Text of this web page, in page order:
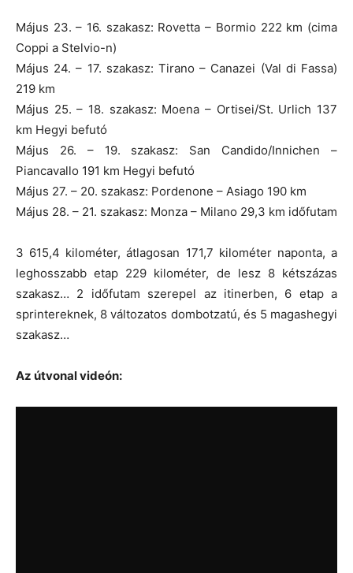
Május 23. – 16. szakasz: Rovetta – Bormio 222 km (cima
Coppi a Stelvio-n)
Május 24. – 17. szakasz: Tirano – Canazei (Val di Fassa)
219 km
Május 25. – 18. szakasz: Moena – Ortisei/St. Urlich 137
km Hegyi befutó
Május 26. – 19. szakasz: San Candido/Innichen –
Piancavallo 191 km Hegyi befutó
Május 27. – 20. szakasz: Pordenone – Asiago 190 km
Május 28. – 21. szakasz: Monza – Milano 29,3 km időfutam
3 615,4 kilométer, átlagosan 171,7 kilométer naponta, a
leghosszabb etap 229 kilométer, de lesz 8 kétszázas
szakasz… 2 időfutam szerepel az itinerben, 6 etap a
sprintereknek, 8 változatos dombotzatú, és 5 magashegyi
szakasz…
Az útvonal videón: